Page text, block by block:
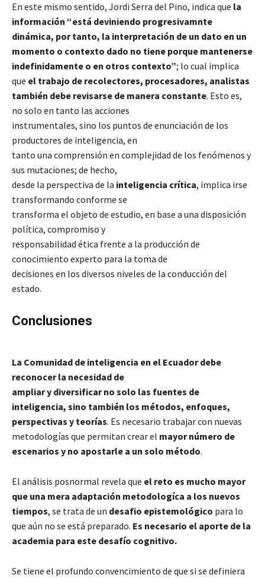
En este mismo sentido, Jordi Serra del Pino, indica que la
información “está deviniendo progresivamnte
dinámica, por tanto, la interpretación de un dato en un
momento o contexto dado no tiene porque mantenerse
indefinidamente o en otros contexto”; lo cual implica
que el trabajo de recolectores, procesadores, analistas
también debe revisarse de manera constante. Esto es,
no solo en tanto las acciones
instrumentales, sino los puntos de enunciación de los
productores de inteligencia, en
tanto una comprensión en complejidad de los fenómenos y
sus mutaciones; de hecho,
desde la perspectiva de la inteligencia crítica, implica irse
transformando conforme se
transforma el objeto de estudio, en base a una disposición
política, compromiso y
responsabilidad ética frente a la producción de
conocimiento experto para la toma de
decisiones en los diversos niveles de la conducción del
estado.
Conclusiones
La Comunidad de inteligencia en el Ecuador debe
reconocer la necesidad de
ampliar y diversificar no solo las fuentes de
inteligencia, sino también los métodos, enfoques,
perspectivas y teorías. Es necesario trabajar con nuevas
metodologías que permitan crear el mayor número de
escenarios y no apostarle a un solo método.
El análisis posnormal revela que el reto es mucho mayor
que una mera adaptación metodologíca a los nuevos
tiempos, se trata de un desafio epistemológico para lo
que aún no se está preparado. Es necesario el aporte de la
academia para este desafío cognitivo.
Se tiene el profundo convencimiento de que si se definiera